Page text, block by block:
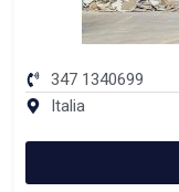
347 1340699
Italia